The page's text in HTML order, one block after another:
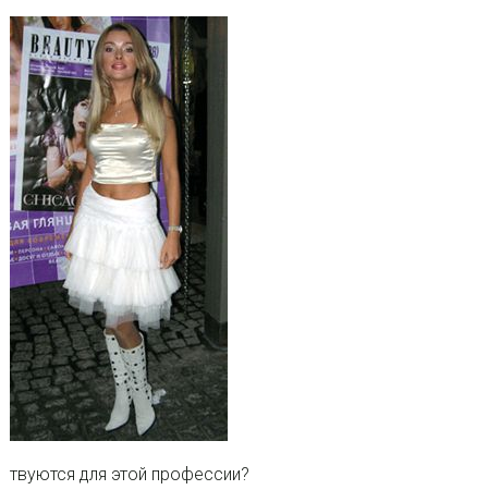
твуются для этой профессии?